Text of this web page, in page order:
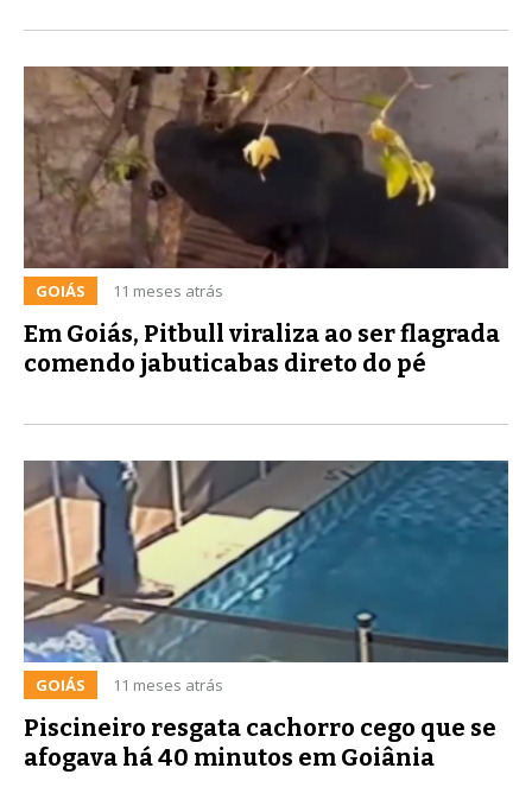
GOIÁS 11 meses atrás
Em Goiás, Pitbull viraliza ao ser flagrada
comendo jabuticabas direto do pé
GOIÁS 11 meses atrás
Piscineiro resgata cachorro cego que se
afogava há 40 minutos em Goiânia